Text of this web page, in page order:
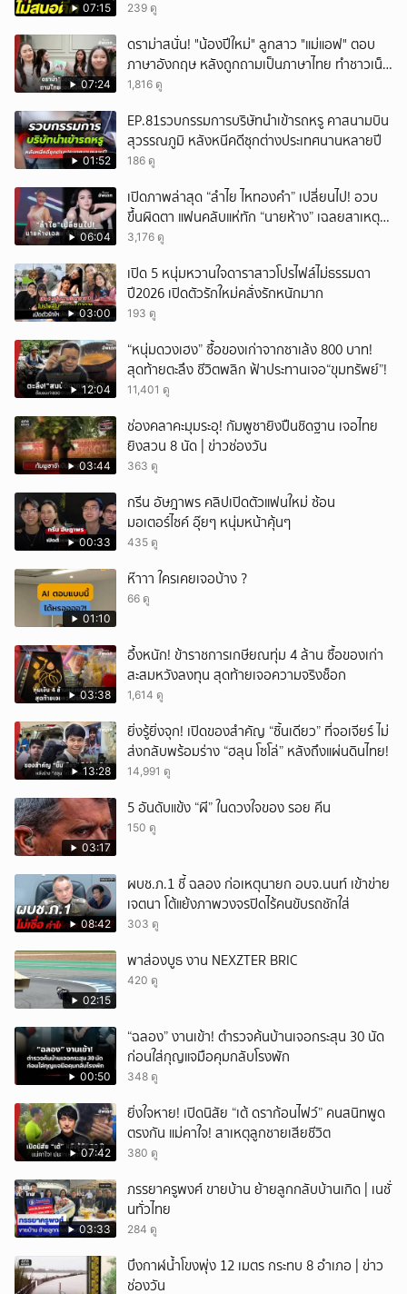
07:15 239 ดู
07:24
ดราม่าสนั่น! "น้องปีใหม่" ลูกสาว "แม่แอฟ" ตอบ
ภาษาอังกฤษ หลังถูกถามเป็นภาษาไทย ทำชาวเน็ต
ถกสนั่น!
1,816 ดู
01:52
EP.81รวบกรรมการบริษัทนำเข้ารถหรู คาสนามบิน
สุวรรณภูมิ หลังหนีคดีซุกต่างประเทศนานหลายปี
186 ดู
06:04
เปิดภาพล่าสุด “ลำไย ไหทองคำ” เปลี่ยนไป! อวบ
ขึ้นผิดตา แฟนคลับแห่ทัก “นายห้าง” เฉลยสาเหตุ
ชัด!
3,176 ดู
03:00
เปิด 5 หนุ่มหวานใจดาราสาวโปรไฟล์ไม่ธรรมดา
ปี2026 เปิดตัวรักใหม่คลั่งรักหนักมาก
193 ดู
12:04
“หนุ่มดวงเฮง” ซื้อของเก่าจากซาเล้ง 800 บาท!
สุดท้ายตะลึง ชีวิตพลิก ฟ้าประทานเจอ“ขุมทรัพย์”!
11,401 ดู
03:44
ช่องคลาคะมุมระอุ! กัมพูชายิงปืนชิดฐาน เจอไทย
ยิงสวน 8 นัด | ข่าวช่องวัน
363 ดู
00:33
กรีน อัษฎาพร คลิปเปิดตัวแฟนใหม่ ซ้อน
มอเตอร์ไซค์ อุ๊ยๆ หนุ่มหน้าคุ้นๆ
435 ดู
01:10
ห๊าาา ใครเคยเจอบ้าง ?
66 ดู
03:38
อึ้งหนัก! ข้าราชการเกษียณทุ่ม 4 ล้าน ซื้อของเก่า
สะสมหวังลงทุน สุดท้ายเจอความจริงช็อก
1,614 ดู
13:28
ยิ่งรู้ยิ่งจุก! เปิดของสำคัญ “ชิ้นเดียว” ที่จอเจียร์ ไม่
ส่งกลับพร้อมร่าง “ฮลุน โซโล่” หลังถึงแผ่นดินไทย!
14,991 ดู
03:17
5 อันดับแข้ง “ผี” ในดวงใจของ รอย คีน
150 ดู
08:42
ผบช.ภ.1 ชี้ ฉลอง ก่อเหตุนายก อบจ.นนท์ เข้าข่าย
เจตนา โต้แย้งภาพวงจรปิดไร้คนขับรถชักใส่
303 ดู
02:15
พาส่องบูธ งาน NEXZTER BRIC
420 ดู
00:50
“ฉลอง” งานเข้า! ตำรวจค้นบ้านเจอกระสุน 30 นัด
ก่อนใส่กุญแจมือคุมกลับโรงพัก
348 ดู
07:42
ยิ่งใจหาย! เปิดนิสัย “เต้ ดราก้อนไฟว์” คนสนิทพูด
ตรงกัน แม่คาใจ! สาเหตุลูกชายเสียชีวิต
380 ดู
03:33
ภรรยาครูพงศ์ ขายบ้าน ย้ายลูกกลับบ้านเกิด | เนชั่
นทั่วไทย
284 ดู
บึงกาฬน้ำโขงพุ่ง 12 เมตร กระทบ 8 อำเภอ | ข่าว
ช่องวัน